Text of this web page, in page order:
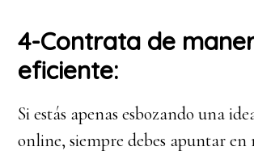
4-Contrata de
eficiente:
Si estás apenas esbozando una
online, siempre debes apuntar en